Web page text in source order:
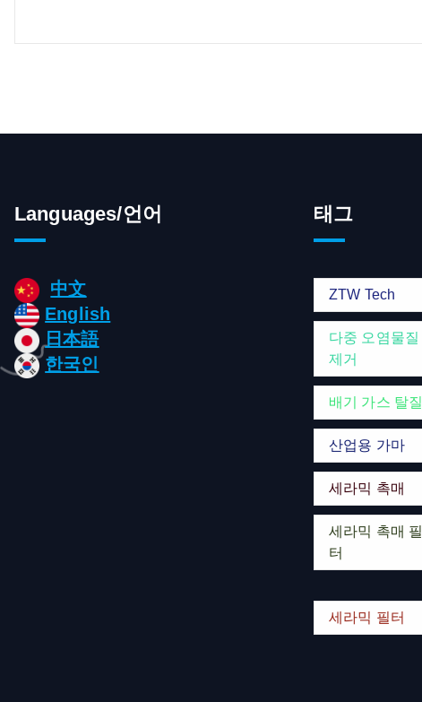
Languages/언어
中文
English
日本語
한국인
태그
ZTW Tech
다중 오염물질
제거
배기 가스 탈질
산업용 가마
세라믹 촉매
세라믹 촉매 필
터
세라믹 필터